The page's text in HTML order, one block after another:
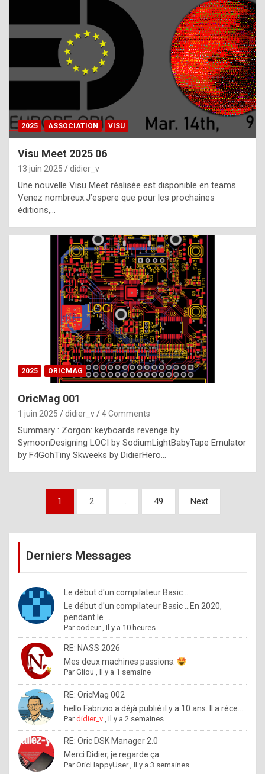
h
a
t
t
e
b
e
s
t
p
h
o
n
y
l
e
x
a
%
m
a
d
b
y
o
l
e
x
2025 ASSOCIATION VISU
Visu Meet 2025 06
13 juin 2025 didier_v
Une nouvelle Visu Meet réalisée est disponible en teams.
Venez nombreux.J’espere que pour les prochaines
éditions,…
2025 ORICMAG
OricMag 001
1 juin 2025 didier_v 4 Comments
Summary : Zorgon: keyboards revenge by
SymoonDesigning LOCI by SodiumLightBabyTape Emulator
by F4GohTiny Skweeks by DidierHero…
Pagination
publications
1 2 … 49 Next
Derniers Messages
Le début d'un compilateur Basic ...
Le début d'un compilateur Basic ...En 2020,
pendant le ...
Parcodeur,Il y a 10 heures
RE: NASS 2026
Mes deux machines passions.
ParGliou ,Il y a 1 semaine
RE: OricMag 002
hello Fabrizio a déjà publié il y a 10 ans. Il a réce...
Pardidier_v ,Il y a 2 semaines
RE: Oric DSK Manager 2.0
Merci Didier, je regarde ça.
ParOricHappyUser,Il y a 3 semaines